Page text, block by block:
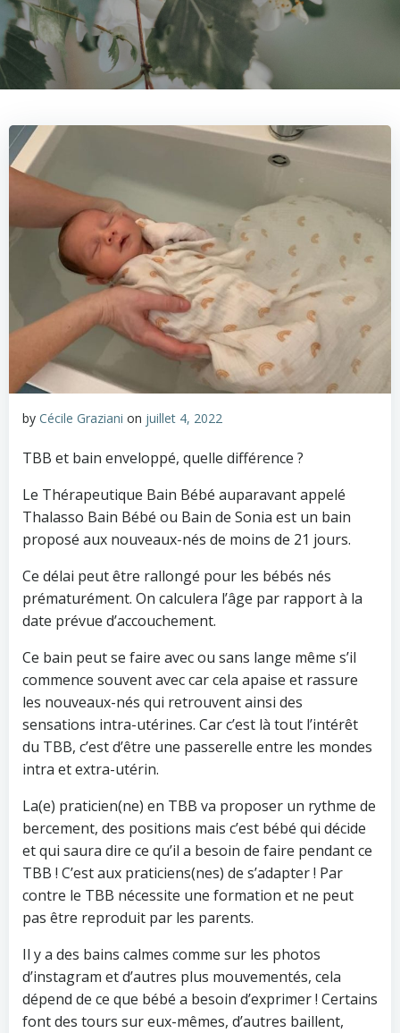
by Cécile Graziani on juillet 4, 2022
TBB et bain enveloppé, quelle différence ?
Le Thérapeutique Bain Bébé auparavant appelé
Thalasso Bain Bébé ou Bain de Sonia est un bain
proposé aux nouveaux-nés de moins de 21 jours.
Ce délai peut être rallongé pour les bébés nés
prématurément. On calculera l’âge par rapport à la
date prévue d’accouchement.
Ce bain peut se faire avec ou sans lange même s’il
commence souvent avec car cela apaise et rassure
les nouveaux-nés qui retrouvent ainsi des
sensations intra-utérines. Car c’est là tout l’intérêt
du TBB, c’est d’être une passerelle entre les mondes
intra et extra-utérin.
La(e) praticien(ne) en TBB va proposer un rythme de
bercement, des positions mais c’est bébé qui décide
et qui saura dire ce qu’il a besoin de faire pendant ce
TBB ! C’est aux praticiens(nes) de s’adapter ! Par
contre le TBB nécessite une formation et ne peut
pas être reproduit par les parents.
Il y a des bains calmes comme sur les photos
d’instagram et d’autres plus mouvementés, cela
dépend de ce que bébé a besoin d’exprimer ! Certains
font des tours sur eux-mêmes, d’autres baillent,